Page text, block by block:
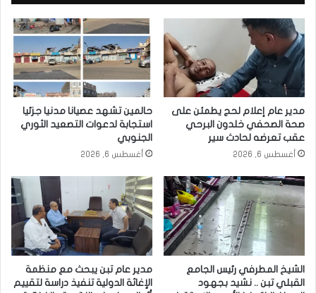
مدير عام إعلام لحج يطمئن على
صحة الصحفي خلدون البرحي
عقب تعرضه لحادث سير
أغسطس 6, 2026
حالمين تشهد عصيانا مدنيا جزئيا
استجابة لدعوات التصعيد الثوري
الجنوبي
أغسطس 6, 2026
الشيخ المطرفي رئيس الجامع
القبلي تبن .. نشيد بجهود
مدير عام تبن يبحث مع منظمة
الإغاثة الدولية تنفيذ دراسة لتقييم